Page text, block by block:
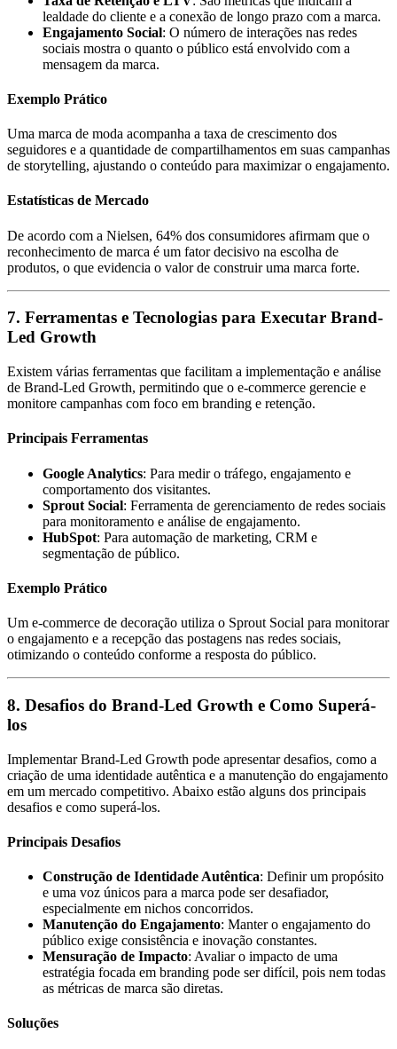
lealdade do cliente e a conexão de longo prazo com a marca.
Engajamento Social: O número de interações nas redes
sociais mostra o quanto o público está envolvido com a
mensagem da marca.
Exemplo Prático
Uma marca de moda acompanha a taxa de crescimento dos
seguidores e a quantidade de compartilhamentos em suas campanhas
de storytelling, ajustando o conteúdo para maximizar o engajamento.
Estatísticas de Mercado
De acordo com a Nielsen, 64% dos consumidores afirmam que o
reconhecimento de marca é um fator decisivo na escolha de
produtos, o que evidencia o valor de construir uma marca forte.
7. Ferramentas e Tecnologias para Executar Brand-
Led Growth
Existem várias ferramentas que facilitam a implementação e análise
de Brand-Led Growth, permitindo que o e-commerce gerencie e
monitore campanhas com foco em branding e retenção.
Principais Ferramentas
Google Analytics: Para medir o tráfego, engajamento e
comportamento dos visitantes.
Sprout Social: Ferramenta de gerenciamento de redes sociais
para monitoramento e análise de engajamento.
HubSpot: Para automação de marketing, CRM e
segmentação de público.
Exemplo Prático
Um e-commerce de decoração utiliza o Sprout Social para monitorar
o engajamento e a recepção das postagens nas redes sociais,
otimizando o conteúdo conforme a resposta do público.
8. Desafios do Brand-Led Growth e Como Superá-
los
Implementar Brand-Led Growth pode apresentar desafios, como a
criação de uma identidade autêntica e a manutenção do engajamento
em um mercado competitivo. Abaixo estão alguns dos principais
desafios e como superá-los.
Principais Desafios
Construção de Identidade Autêntica: Definir um propósito
e uma voz únicos para a marca pode ser desafiador,
especialmente em nichos concorridos.
Manutenção do Engajamento: Manter o engajamento do
público exige consistência e inovação constantes.
Mensuração de Impacto: Avaliar o impacto de uma
estratégia focada em branding pode ser difícil, pois nem todas
as métricas de marca são diretas.
Soluções